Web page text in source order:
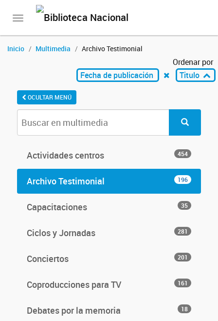
Toggle
Inicio Multimedia Archivo Testimonial
Ordenar por
Fecha de publicación
Titulo
OCULTAR MENÚ
Actividades centros 454
Archivo Testimonial 196
Capacitaciones 35
Ciclos y Jornadas 281
Conciertos 201
Coproducciones para TV 161
Debates por la memoria 18